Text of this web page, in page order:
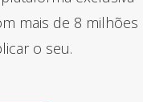
mais de 8 milhões
o seu.